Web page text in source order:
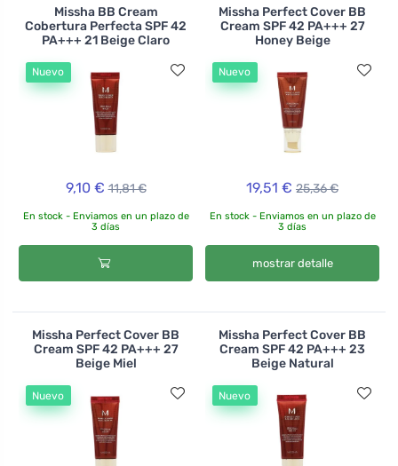
ingredientes que contiene. ¿Qué tono le conviene más?
¿El crema claro Like a Dream o el beige más oscuro?
Missha BB Cream
Cobertura Perfecta SPF 42
PA+++ 21 Beige Claro
Nuevo
9,10 € 11,81 €
En stock - Enviamos en un plazo de
3 días
Missha Perfect Cover BB
Cream SPF 42 PA+++ 27
Honey Beige
Nuevo
19,51 € 25,36 €
En stock - Enviamos en un plazo de
3 días
mostrar detalle
Missha Perfect Cover BB
Cream SPF 42 PA+++ 27
Beige Miel
Nuevo
Missha Perfect Cover BB
Cream SPF 42 PA+++ 23
Beige Natural
Nuevo